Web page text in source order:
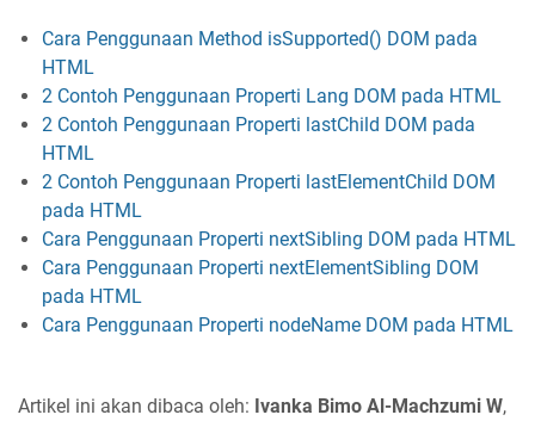
Cara Penggunaan Method isSupported() DOM pada
HTML
2 Contoh Penggunaan Properti Lang DOM pada HTML
2 Contoh Penggunaan Properti lastChild DOM pada
HTML
2 Contoh Penggunaan Properti lastElementChild DOM
pada HTML
Cara Penggunaan Properti nextSibling DOM pada HTML
Cara Penggunaan Properti nextElementSibling DOM
pada HTML
Cara Penggunaan Properti nodeName DOM pada HTML
Artikel ini akan dibaca oleh: Ivanka Bimo Al-Machzumi W,